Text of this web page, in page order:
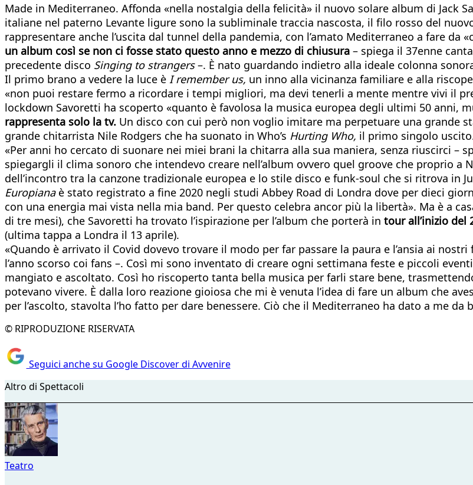
Made in Mediterraneo. Affonda «nella nostalgia della felicità» il nuovo solare album di Jack
italiane nel paterno Levante ligure sono la subliminale traccia nascosta, il filo rosso del
rappresentare anche l’uscita dal tunnel della pandemia, con l’amato Mediterraneo a fare da
un album così se non ci fosse stato questo anno e mezzo di chiusura – spiega il 37enne
precedente disco Singing to strangers–. È nato guardando indietro alla ideale colonna
Il primo brano a vedere la luce è I remember us, un inno alla vicinanza familiare e alla
«non puoi restare fermo a ricordare i tempi migliori, ma devi tenerli a mente mentre vivi il
lockdown Savoretti ha scoperto «quanto è favolosa la musica europea degli ultimi 50 anni,
rappresenta solo la tv. Un disco con cui però non voglio imitare ma perpetuare una grande
grande chitarrista Nile Rodgers che ha suonato in Who’s Hurting Who, il primo singolo
«Per anni ho cercato di suonare nei miei brani la chitarra alla sua maniera, senza riuscirci –
spiegargli il clima sonoro che intendevo creare nell’album ovvero quel groove che proprio a
dell’incontro tra la canzone tradizionale europea e lo stile disco e funk-soul che si ritrova in
Europianaè stato registrato a fine 2020 negli studi Abbey Road di Londra dove per dieci
con una energia mai vista nella mia band. Per questo celebra ancor più la libertà». Ma è a
di tre mesi), che Savoretti ha trovato l’ispirazione per l’album che porterà in tour all’inizio del
(ultima tappa a Londra il 13 aprile).
«Quando è arrivato il Covid dovevo trovare il modo per far passare la paura e l’ansia ai nostri
l’anno scorso coi fans –. Così mi sono inventato di creare ogni settimana feste e piccoli
mangiato e ascoltato. Così ho riscoperto tanta bella musica per farli stare bene,
potevano vivere. È dalla loro reazione gioiosa che mi è venuta l’idea di fare un album che
per l’ascolto, stavolta l’ho fatto per dare benessere. Ciò che il Mediterraneo ha dato a me da
© RIPRODUZIONE RISERVATA
Seguici anche su Google Discover di Avvenire
Altro di Spettacoli
Teatro